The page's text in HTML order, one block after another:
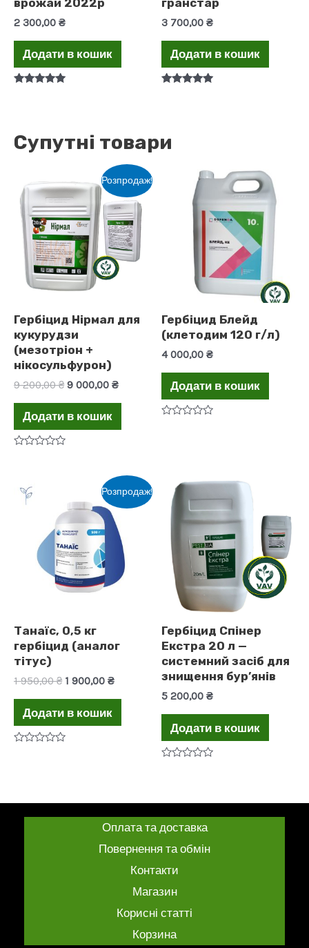
врожай 2022р
2 300,00 ₴
Додати в кошик
гранстар
3 700,00 ₴
Додати в кошик
Супутні товари
Розпродаж!
Гербіцид Нірмал для
кукурудзи
(мезотріон +
нікосульфурон)
9 200,00₴ Оригінальна
200,00 ₴.
9 000,00 ₴Поточна
Додати в кошик
Гербіцид Блейд
(клетодим 120 г/л)
4 000,00 ₴
Додати в кошик
Розпродаж!
Танаїс, 0,5 кг
гербіцид (аналог
тітус)
1 950,00₴ Оригінальна
950,00 ₴.
1 900,00 ₴Поточна
Додати в кошик
Гербіцид Спінер
Екстра 20 л —
системний засіб для
знищення бур’янів
5 200,00 ₴
Додати в кошик
5
Оплата та доставка
Повернення та обмін
Контакти
Магазин
Корисні статті
Корзина